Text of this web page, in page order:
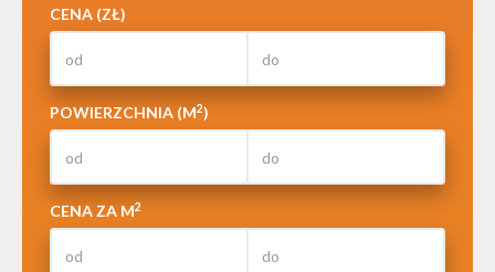
CENA (ZŁ)
POWIERZCHNIA (M2)
CENA ZA M2